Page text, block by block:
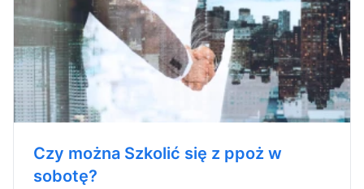
Czy można Szkolić się z ppoż w
sobotę?